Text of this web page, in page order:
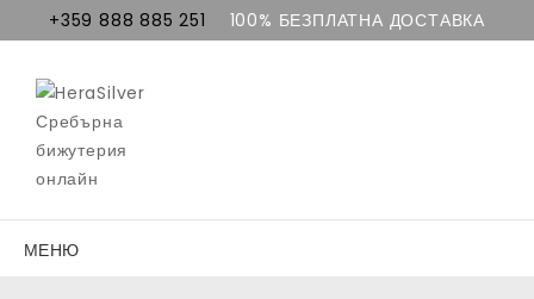
+359 888 885 251 100% БЕЗПЛАТНА ДОСТАВКА
МЕНЮ